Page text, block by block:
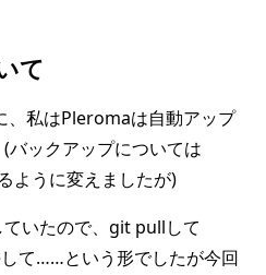
て
、私はPleromaは自動アップ
バックアップについては
ように変えましたが)
いたので、git pullして
て……という形でしたが今回